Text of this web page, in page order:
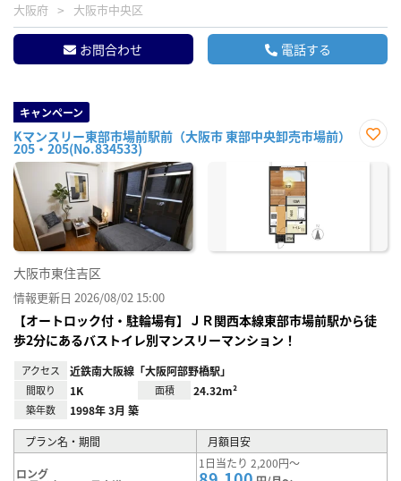
大阪府 大阪市中央区
お問合わせ 電話する
キャンペーン
Kマンスリー東部市場前駅前（大阪市 東部中央卸売市場前）
205・205(No.834533)
に入
大阪市東住吉区
情報更新日 2026/08/02 15:00
【オートロック付・駐輪場有】ＪＲ関西本線東部市場前駅から徒
歩2分にあるバストイレ別マンスリーマンション！
アクセス 近鉄南大阪線「大阪阿部野橋駅」
間取り 1K 面積 24.32m²
築年数 1998年 3月 築
プラン名・期間 月額目安
ロング
1日当たり 2,200円～